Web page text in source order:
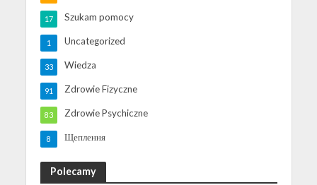
Szukam pomocy
17
Uncategorized
1
Wiedza
33
Zdrowie Fizyczne
91
Zdrowie Psychiczne
83
Щеплення
8
Polecamy